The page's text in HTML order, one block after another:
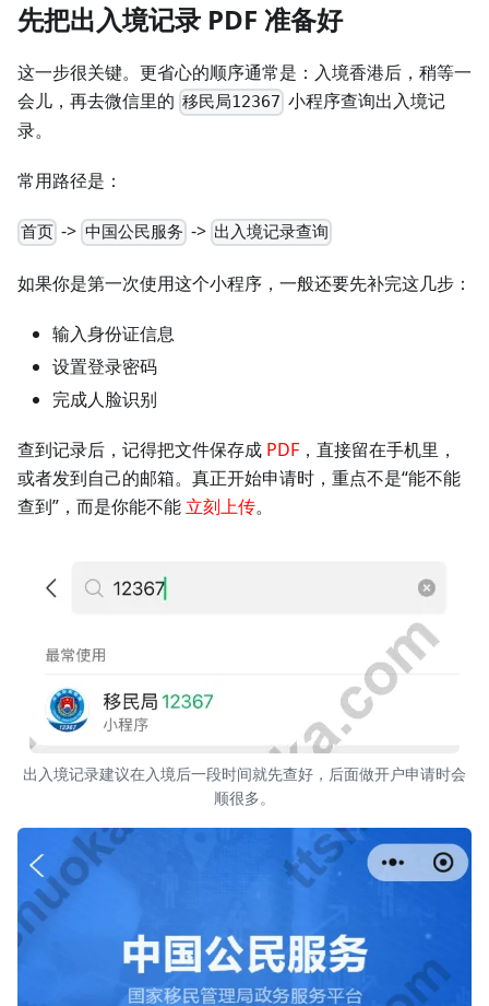
先把出入境记录 PDF 准备好
这一步很关键。更省心的顺序通常是：入境香港后，稍等一
会儿，再去微信里的 移民局12367 小程序查询出入境记
录。
常用路径是：
首页 -> 中国公民服务 -> 出入境记录查询
如果你是第一次使用这个小程序，一般还要先补完这几步：
输入身份证信息
设置登录密码
完成人脸识别
查到记录后，记得把文件保存成 PDF ，直接留在手机里，
或者发到自己的邮箱。真正开始申请时，重点不是“能不能
查到”，而是你能不能 立刻上传。
出入境记录建议在入境后一段时间就先查好，后面做开户申请时会
顺很多。